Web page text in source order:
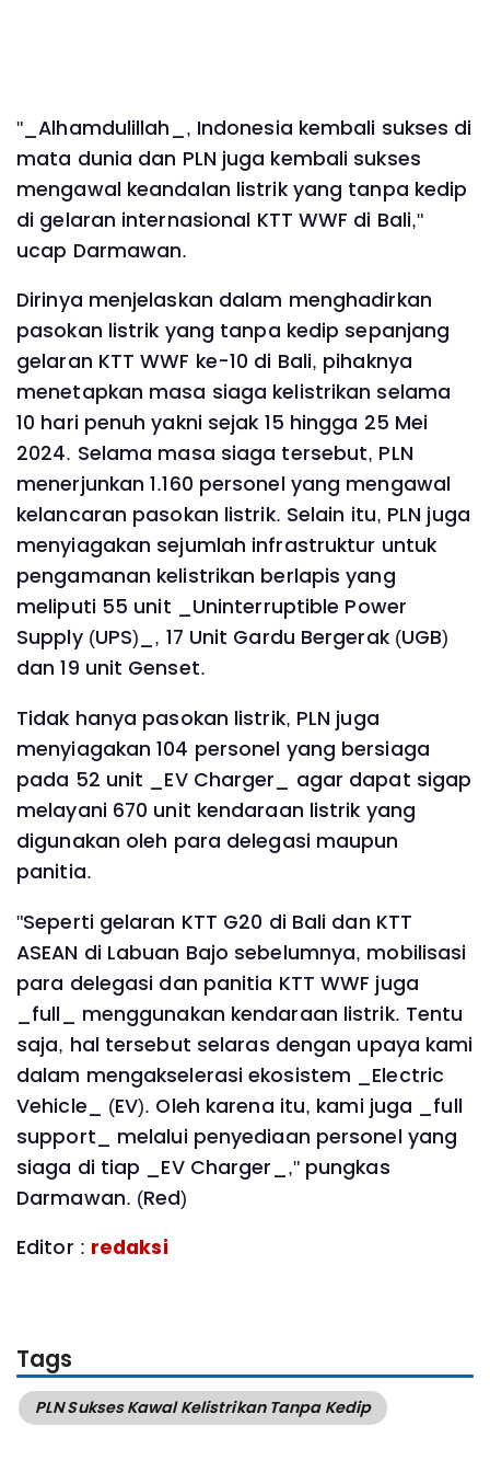
"_Alhamdulillah_, Indonesia kembali sukses di
mata dunia dan PLN juga kembali sukses
mengawal keandalan listrik yang tanpa kedip
di gelaran internasional KTT WWF di Bali,"
ucap Darmawan.
Dirinya menjelaskan dalam menghadirkan
pasokan listrik yang tanpa kedip sepanjang
gelaran KTT WWF ke-10 di Bali, pihaknya
menetapkan masa siaga kelistrikan selama
10 hari penuh yakni sejak 15 hingga 25 Mei
2024. Selama masa siaga tersebut, PLN
menerjunkan 1.160 personel yang mengawal
kelancaran pasokan listrik. Selain itu, PLN juga
menyiagakan sejumlah infrastruktur untuk
pengamanan kelistrikan berlapis yang
meliputi 55 unit _Uninterruptible Power
Supply (UPS)_, 17 Unit Gardu Bergerak (UGB)
dan 19 unit Genset.
Tidak hanya pasokan listrik, PLN juga
menyiagakan 104 personel yang bersiaga
pada 52 unit _EV Charger_ agar dapat sigap
melayani 670 unit kendaraan listrik yang
digunakan oleh para delegasi maupun
panitia.
"Seperti gelaran KTT G20 di Bali dan KTT
ASEAN di Labuan Bajo sebelumnya, mobilisasi
para delegasi dan panitia KTT WWF juga
_full_ menggunakan kendaraan listrik. Tentu
saja, hal tersebut selaras dengan upaya kami
dalam mengakselerasi ekosistem _Electric
Vehicle_ (EV). Oleh karena itu, kami juga _full
support_ melalui penyediaan personel yang
siaga di tiap _EV Charger_," pungkas
Darmawan. (Red)
Editor : redaksi
Tags
PLN Sukses Kawal Kelistrikan Tanpa Kedip